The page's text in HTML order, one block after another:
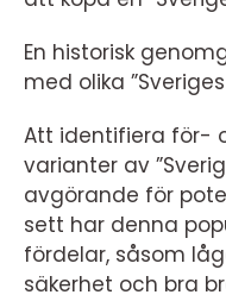
En historisk
med olika
Att identifiera för-
varianter av
avgörande för
sett har denna
fördelar, såsom
säkerhet och bra